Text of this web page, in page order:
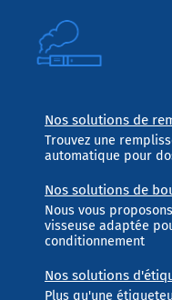
Nos solutions de
Trouvez une
automatique pour
Nos solutions de
Nous vous
visseuse adaptée
conditionnement
Nos solutions
Plus qu'une